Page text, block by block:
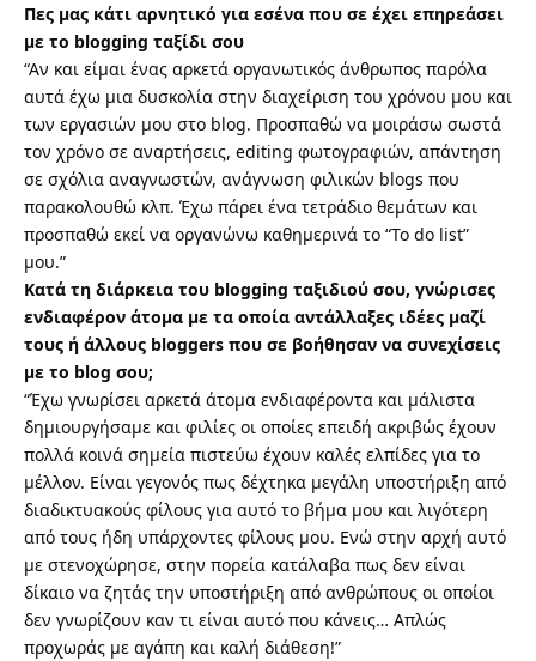
Πες μας κάτι αρνητικό για εσένα που σε έχει επηρεάσει
με το blogging ταξίδι σου
“Αν και είμαι ένας αρκετά οργανωτικός άνθρωπος παρόλα
αυτά έχω μια δυσκολία στην διαχείριση του χρόνου μου και
των εργασιών μου στο blog. Προσπαθώ να μοιράσω σωστά
τον χρόνο σε αναρτήσεις, editing φωτογραφιών, απάντηση
σε σχόλια αναγνωστών, ανάγνωση φιλικών blogs που
παρακολουθώ κλπ. Έχω πάρει ένα τετράδιο θεμάτων και
προσπαθώ εκεί να οργανώνω καθημερινά το “To do list”
μου.”
Κατά τη διάρκεια του blogging ταξιδιού σου, γνώρισες
ενδιαφέρον άτομα με τα οποία αντάλλαξες ιδέες μαζί
τους ή άλλους bloggers που σε βοήθησαν να συνεχίσεις
με το blog σου;
“Έχω γνωρίσει αρκετά άτομα ενδιαφέροντα και μάλιστα
δημιουργήσαμε και φιλίες οι οποίες επειδή ακριβώς έχουν
πολλά κοινά σημεία πιστεύω έχουν καλές ελπίδες για το
μέλλον. Είναι γεγονός πως δέχτηκα μεγάλη υποστήριξη από
διαδικτυακούς φίλους για αυτό το βήμα μου και λιγότερη
από τους ήδη υπάρχοντες φίλους μου. Ενώ στην αρχή αυτό
με στενοχώρησε, στην πορεία κατάλαβα πως δεν είναι
δίκαιο να ζητάς την υποστήριξη από ανθρώπους οι οποίοι
δεν γνωρίζουν καν τι είναι αυτό που κάνεις… Απλώς
προχωράς με αγάπη και καλή διάθεση!”